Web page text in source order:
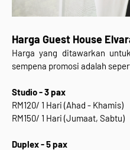
Harga Guest House
Harga yang ditawarkan
sempena promosi adalah
Studio - 3 pax
RM120/ 1 Hari (Ahad - Khamis)
RM150/ 1 Hari (Jumaat, Sabtu)
Duplex - 5 pax